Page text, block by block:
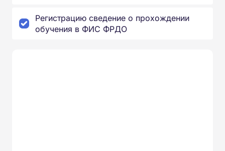
Регистрацию сведение о прохождении
обучения в ФИС ФРДО